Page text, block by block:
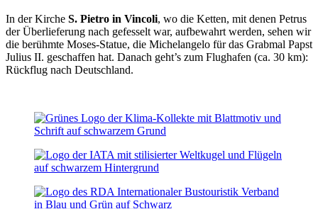
In der Kirche S. Pietro in Vincoli, wo die Ketten, mit denen Petrus
der Überlieferung nach gefesselt war, aufbewahrt werden, sehen wir
die berühmte Moses-Statue, die Michelangelo für das Grabmal Papst
Julius II. geschaffen hat. Danach geht’s zum Flughafen (ca. 30 km):
Rückflug nach Deutschland.